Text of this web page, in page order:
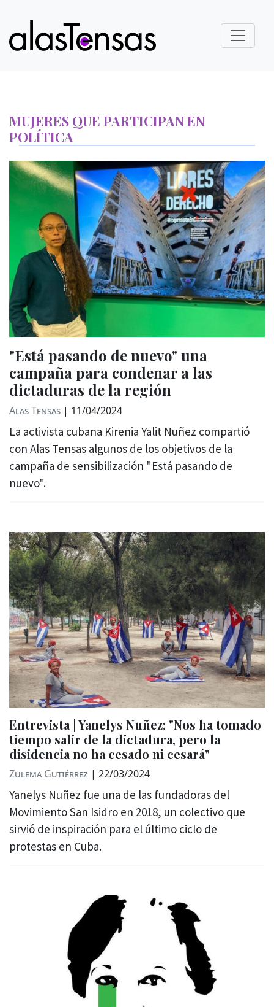
MUJERES QUE PARTICIPAN EN
POLÍTICA
"Está pasando de nuevo" una
campaña para condenar a las
dictaduras de la región
Alas Tensas | 11/04/2024
La activista cubana Kirenia Yalit Nuñez compartió
con Alas Tensas algunos de los objetivos de la
campaña de sensibilización "Está pasando de
nuevo".
Entrevista | Yanelys Nuñez: "Nos ha tomado
tiempo salir de la dictadura, pero la
disidencia no ha cesado ni cesará"
Zulema Gutiérrez | 22/03/2024
Yanelys Nuñez fue una de las fundadoras del
Movimiento San Isidro en 2018, un colectivo que
sirvió de inspiración para el último ciclo de
protestas en Cuba.